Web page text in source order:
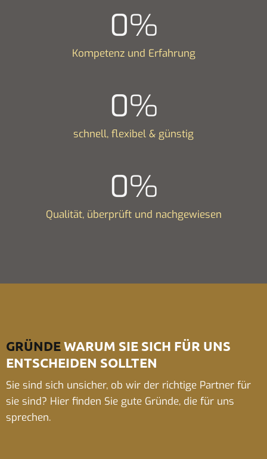
0%
Kompetenz und Erfahrung
0%
schnell, flexibel & günstig
0%
Qualität, überprüft und nachgewiesen
GRÜNDEWARUM SIE SICH FÜR UNS
ENTSCHEIDEN SOLLTEN
Sie sind sich unsicher, ob wir der richtige Partner für
sie sind? Hier finden Sie gute Gründe, die für uns
sprechen.